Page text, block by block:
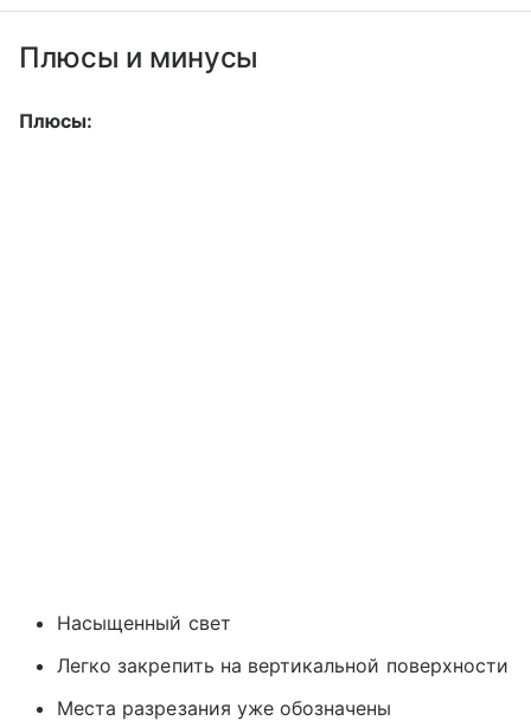
Плюсы и минусы
Плюсы:
Насыщенный свет
Легко закрепить на вертикальной поверхности
Места разрезания уже обозначены